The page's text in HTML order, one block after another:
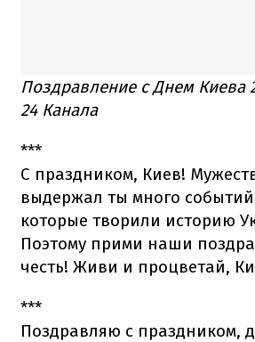
Поздравление с Днем Киева
24 Канала
***
С праздником, Киев!
выдержал ты много
которые творили историю
Поэтому прими наши
честь! Живи и процветай,
***
Поздравляю с праздником,